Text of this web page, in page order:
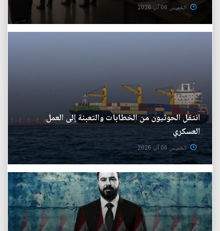
الخميس 06 آب 2026
انتقل الحوثيون من الخطابات والتعبئة إلى العمل
العسكري
الخميس 06 آب 2026